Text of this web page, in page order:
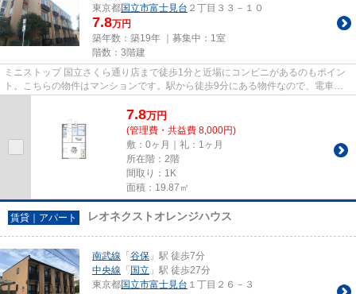
東京都国立市富士見台 ２丁目３３－１０
7.8万円
築年数：築19年 ｜募集中： 1室
階数：3階建
ミニストップ 国立さくら通り店まで徒歩1分と近場にコンビニがあるのもポイン
ト。こちらの物件はマンションです。駅から徒歩9分にある物件なので、電車利
7.8万円
(管理費・共益費 8,000円)
敷：0ヶ月｜礼：1ヶ月
所在階：2階
間取り：1K
面積：19.87㎡
賃貸｜アパート レオネクストオレンジハウス
南武線 「 谷保 」駅 徒歩7分
中央線 「 国立 」駅 徒歩27分
東京都国立市富士見台 １丁目２６－３